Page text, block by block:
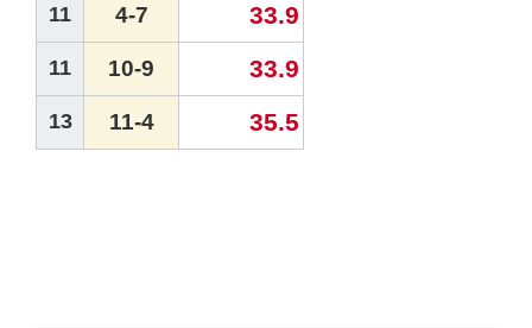
11 4-7 33.9
11 10-9 33.9
13 11-4 35.5